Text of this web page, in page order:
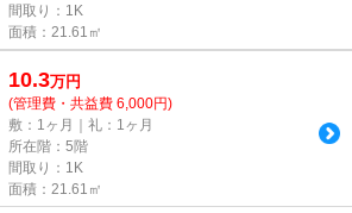
間取り：1K
面積：21.61㎡
10.3万円
(管理費・共益費 6,000円)
敷：1ヶ月｜礼：1ヶ月
所在階：5階
間取り：1K
面積：21.61㎡